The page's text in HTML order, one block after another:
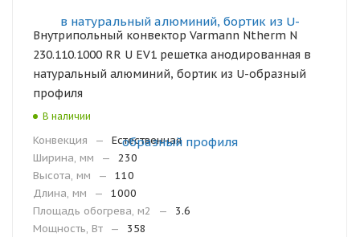
Внутрипольный конвектор Varmann Ntherm N
230.110.1000 RR U EV1 решетка анодированная в
натуральный алюминий, бортик из U-образный
профиля
В наличии
Конвекция —
Естественная
Ширина, мм
—
230
Высота, мм
—
110
Длина, мм
—
1000
Площадь обогрева, м2
—
3.6
Мощность, Вт
—
358